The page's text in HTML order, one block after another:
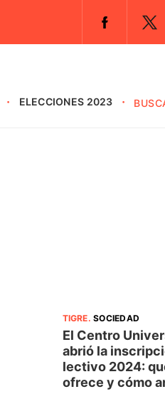
ELECCIONES 2023
TIGRE.SOCIEDAD
El Centro
abrió la
lectivo 2024:
ofrece y cómo